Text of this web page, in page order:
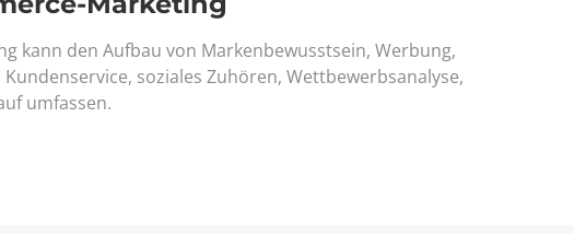
kann den Aufbau von Markenbewusstsein, Werbung,
soziales Zuhören, Wettbewerbsanalyse,
umfassen.